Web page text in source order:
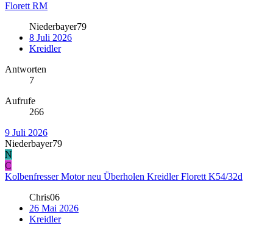
Florett RM
Niederbayer79
8 Juli 2026
Kreidler
Antworten
7
Aufrufe
266
9 Juli 2026
Niederbayer79
N
C
Kolbenfresser Motor neu Überholen Kreidler Florett K54/32d
Chris06
26 Mai 2026
Kreidler